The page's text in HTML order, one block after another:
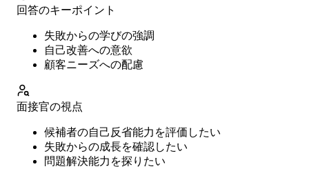
回答のキーポイント
失敗からの学びの強調
自己改善への意欲
顧客ニーズへの配慮
面接官の視点
候補者の自己反省能力を評価したい
失敗からの成長を確認したい
問題解決能力を探りたい